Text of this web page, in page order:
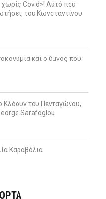
Covid»! Αυτό που
του Κωνσταντίνου
και ο ύμνος που
Κλόουν του Πενταγώνου,
Sarafoglou
Καραβόλια